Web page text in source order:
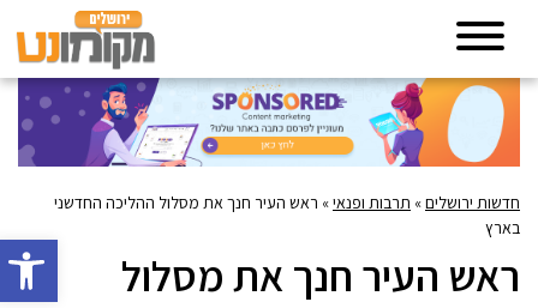
פתח
חדשות ירושלים» תרבות ופנאי» ראש העיר חנך את מסלול ההליכה החדשני
בארץ
ראש העיר חנך את מסלול